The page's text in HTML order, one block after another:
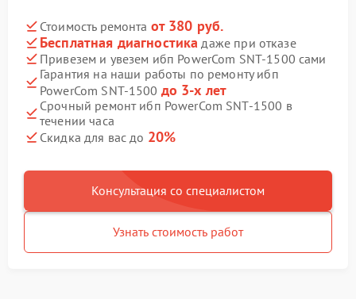
Стоимость ремонта от 380 руб.
Бесплатная диагностика даже при отказе
Привезем и увезем ибп PowerCom SNT-1500 сами
Гарантия на наши работы по ремонту ибп
PowerCom SNT-1500 до 3-х лет
Срочный ремонт ибп PowerCom SNT-1500 в
течении часа
Скидка для вас до 20%
Консультация со специалистом
Узнать стоимость работ